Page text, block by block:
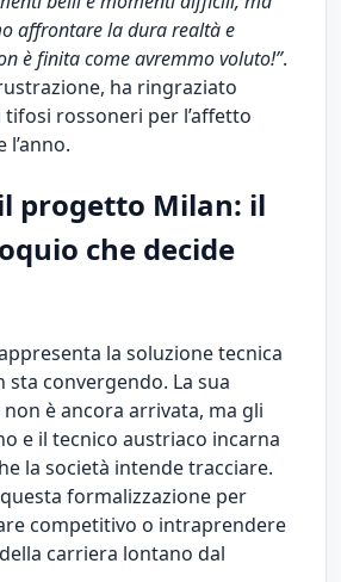
affrontare la dura realtà e
è finita come avremmo voluto!”.
ha ringraziato
rossoneri per l’affetto
progetto Milan: il
che decide
la soluzione tecnica
sta convergendo. La sua
è ancora arrivata, ma gli
e il tecnico austriaco incarna
la società intende tracciare.
formalizzazione per
competitivo o intraprendere
carriera lontano dal